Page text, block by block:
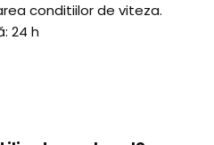
conditiilor de viteza.
24 h